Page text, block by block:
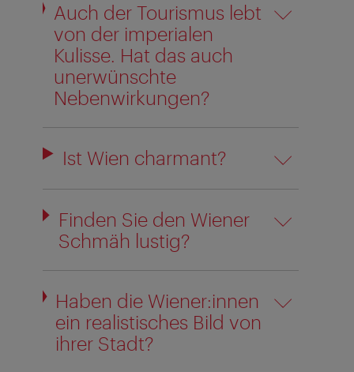
Auch der Tourismus lebt
von der imperialen
Kulisse. Hat das auch
unerwünschte
Nebenwirkungen?
Ist Wien charmant?
Finden Sie den Wiener
Schmäh lustig?
Haben die Wiener:innen
ein realistisches Bild von
ihrer Stadt?